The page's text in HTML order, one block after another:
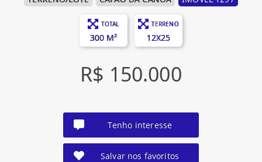
TOTAL
300 M²
TERRENO
12X25
R$ 150.000
Tenho interesse
Salvar nos favoritos